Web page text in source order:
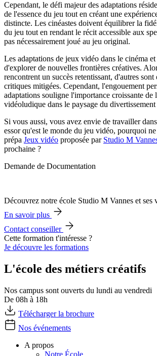
Cependant, le défi majeur des adaptations
de l'essence du jeu tout en créant une
distincte. Les cinéastes doivent équilibrer la
du jeu tout en rendant le récit accessible aux
pas nécessairement joué au jeu original.
Les adaptations de jeux vidéo dans le cinéma
d'explorer de nouvelles frontières créatives.
rencontrent un succès retentissant, d'autres sont
critiques mitigées. Cependant, l'engouement
adaptations souligne l'importance croissante de
vidéoludique dans le paysage du
Si vous aussi, vous avez envie de travailler
essor qu'est le monde du jeu vidéo, pourquoi
prépa Jeux vidéo proposée par Studio M
prochaine ?
Demande de Documentation
Découvrez notre école Studio M Vannes et ses
En savoir plus
Contact conseiller
Cette formation t'intéresse ?
Je découvre les formations
L'école des métiers créatifs
Nos campus sont ouverts du lundi au vendredi
De 08h à 18h
Télécharger la brochure
Nos événements
A propos
Notre École